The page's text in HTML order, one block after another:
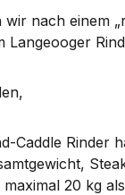
wir nach einem
Langeooger
Caddle Rinder
maximal 20 kg